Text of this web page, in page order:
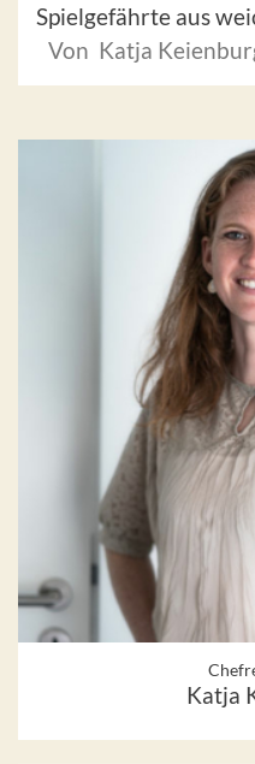
Spielgefährte aus
Von Katja
Katja